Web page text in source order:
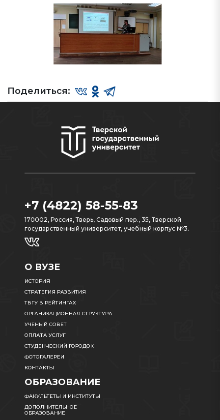
Поделиться:
+7 (4822) 58-55-83
170002, Россия, Тверь, Садовый пер., 35, Тверской
государственный университет, учебный корпус №3.
О ВУЗЕ
ИСТОРИЯ
СТРАТЕГИЯ РАЗВИТИЯ
ТВГУ В РЕЙТИНГАХ
ОРГАНИЗАЦИОННАЯ СТРУКТУРА
УЧЕНЫЙ СОВЕТ
ОПЛАТА УСЛУГ
СТУДЕНЧЕСКИЙ ГОРОДОК
ФОТОГАЛЕРЕИ
КОНТАКТЫ
ОБРАЗОВАНИЕ
ФАКУЛЬТЕТЫ И ИНСТИТУТЫ
ДОПОЛНИТЕЛЬНОЕ
ОБРАЗОВАНИЕ